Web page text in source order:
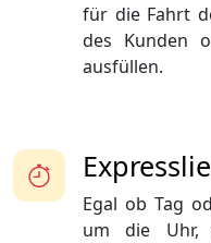
für die Fahrt
des Kunden
ausfüllen.
Egal ob Tag
um die Uhr,